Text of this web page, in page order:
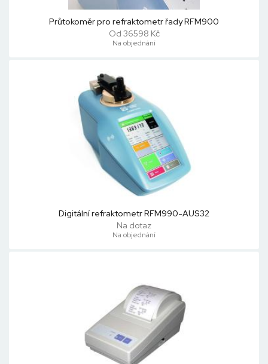
Průtokoměr pro refraktometr řady RFM900
Od 36598 Kč
Na objednání
Digitální refraktometr RFM990-AUS32
Na dotaz
Na objednání